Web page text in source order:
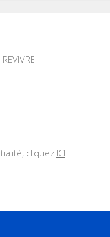
cliquez ICI